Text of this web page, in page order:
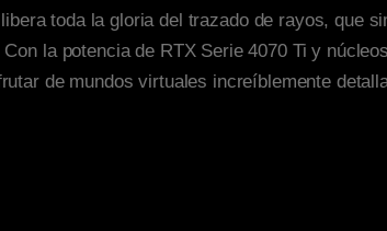
toda la gloria del trazado de rayos, que
la potencia de RTX Serie 4070 Ti y
de mundos virtuales increíblemente